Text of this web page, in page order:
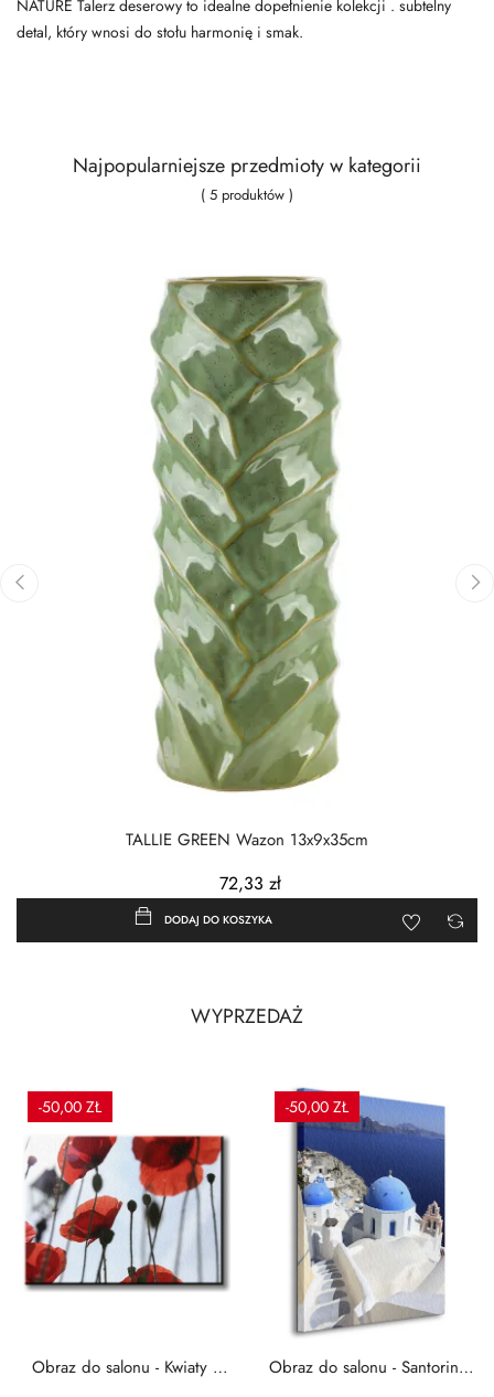
NATURE Talerz deserowy to idealne dopełnienie kolekcji . subtelny
detal, który wnosi do stołu harmonię i smak.
Najpopularniejsze przedmioty w kategorii
( 5 produktów )
TALLIE GREEN Wazon 13x9x35cm
72,33 zł
DODAJ DO KOSZYKA
WYPRZEDAŻ
-50,00 ZŁ
Obraz do salonu - Kwiaty -
-50,00 ZŁ
Obraz do salonu - Santorini -